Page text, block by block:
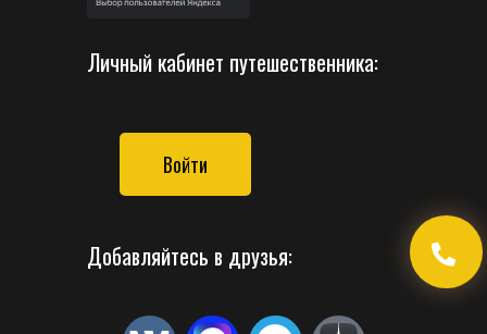
Личный кабинет путешественника:
Войти
Добавляйтесь в друзья: